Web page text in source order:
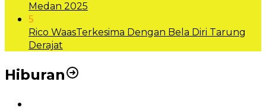
Medan 2025
5
Rico WaasTerkesima Dengan Bela Diri Tarung
Derajat
Hiburan